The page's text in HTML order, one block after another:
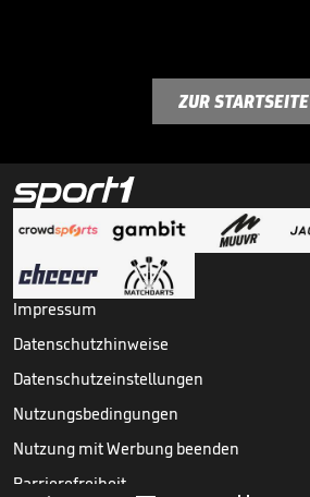
ZUR STARTSEITE
Impressum
Datenschutzhinweise
Datenschutzeinstellungen
Nutzungsbedingungen
Nutzung mit Werbung beenden
Barrierefreiheit